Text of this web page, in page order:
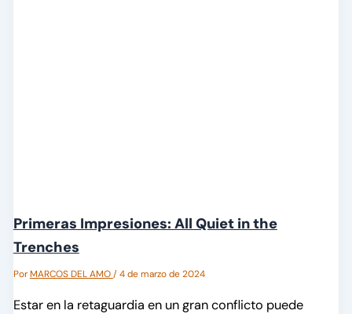
Primeras Impresiones: All Quiet in the
Trenches
PorMARCOS DEL AMO/4 de marzo de 2024
Estar en la retaguardia en un gran conflicto puede